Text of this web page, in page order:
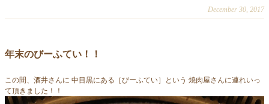
December 30, 2017
年末のびーふてい！！
この間、酒井さんに 中目黒にある［びーふてい］という 焼肉屋さんに連れいっ
て頂きました！！